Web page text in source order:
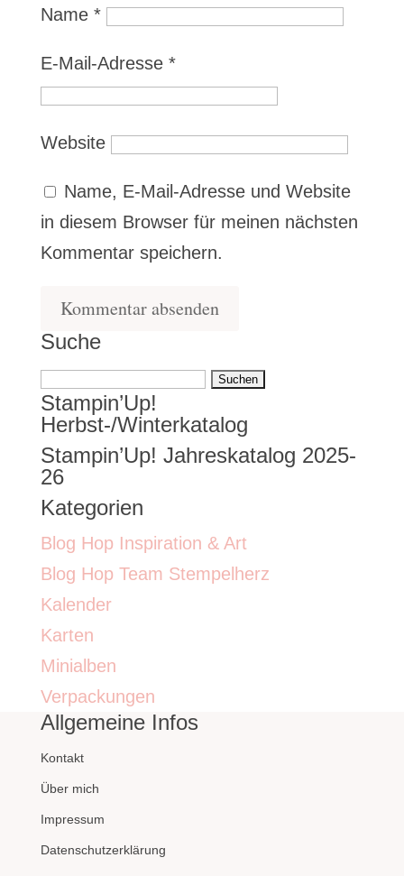
Name *
E-Mail-Adresse *
Website
Name, E-Mail-Adresse und Website
in diesem Browser für meinen nächsten
Kommentar speichern.
Suche
Suchen
nach:
Stampin’Up!
Herbst-/Winterkatalog
Stampin’Up! Jahreskatalog 2025-
26
Kategorien
Blog Hop Inspiration & Art
Blog Hop Team Stempelherz
Kalender
Karten
Minialben
Verpackungen
Allgemeine Infos
Kontakt
Über mich
Impressum
Datenschutzerklärung